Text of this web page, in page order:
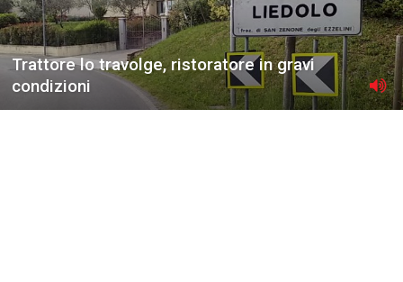
Trattore lo travolge, ristoratore in gravi
condizioni